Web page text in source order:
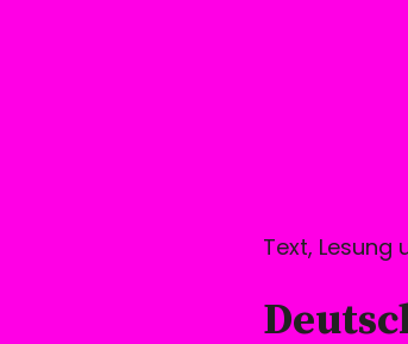
Text, Lesung